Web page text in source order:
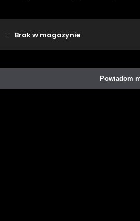
Brak w magazynie
Powiadom